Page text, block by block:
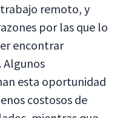
remoto, y
por las que lo
encontrar
Algunos
esta oportunidad
costosos de